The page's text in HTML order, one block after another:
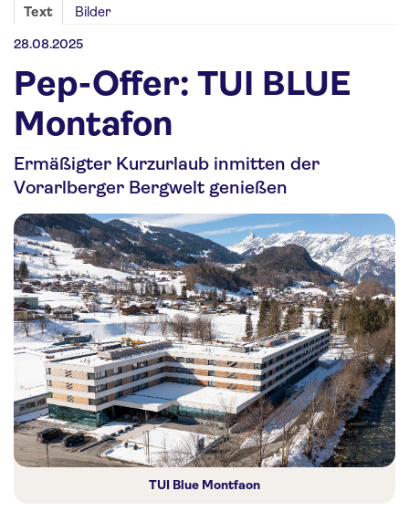
Saisonpräsentationen
Fachpresse
TUI Das Reisebüro
Nachhaltigkeit
Personalia
Media
Über uns
Kontakt
Text Bilder
28.08.2025
Pep-Offer: TUI BLUE
Montafon
Ermäßigter Kurzurlaub inmitten der
Vorarlberger Bergwelt genießen
TUI Blue Montfaon